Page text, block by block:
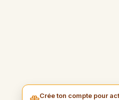
Crée ton compte pour